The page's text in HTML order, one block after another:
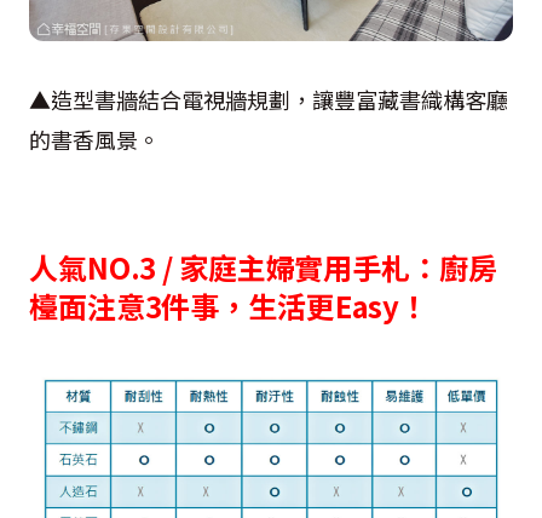
▲造型書牆結合電視牆規劃，讓豐富藏書織構客廳
的書香風景。
人氣NO.3 / 家庭主婦實用手札：廚房
檯面注意3件事，生活更Easy！